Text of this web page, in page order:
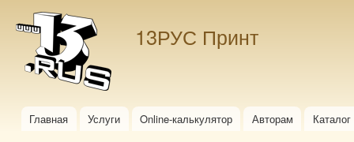
13РУС Принт
Главное меню
Главная Услуги Online-калькулятор Авторам